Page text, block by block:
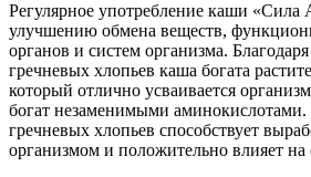
Регулярное употребление каши «Сила
улучшению обмена веществ,
органов и систем организма.
гречневых хлопьев каша богата
который отлично усваивается
богат незаменимыми аминокислотами.
гречневых хлопьев способствует
организмом и положительно влияет